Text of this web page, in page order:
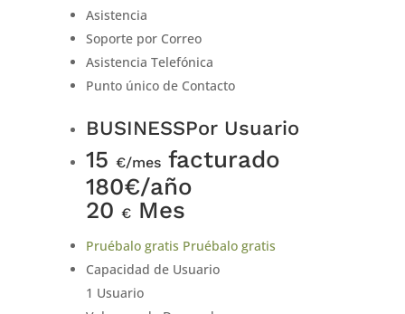
Asistencia
Soporte por Correo
Asistencia Telefónica
Punto único de Contacto
BUSINESSPor Usuario
15 €/mes facturado
180€/año
20 € Mes
Pruébalo gratis Pruébalo gratis
Capacidad de Usuario
1 Usuario